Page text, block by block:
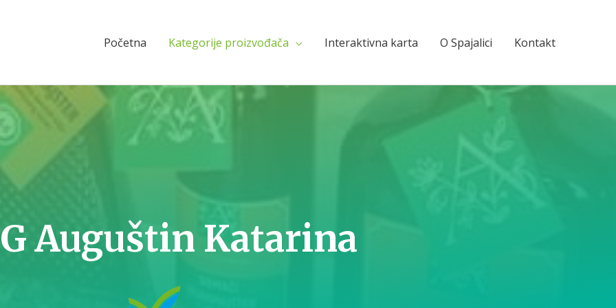
Početna Kategorije proizvođača Interaktivna karta O Spajalici Kontakt
Auguštin Katarina